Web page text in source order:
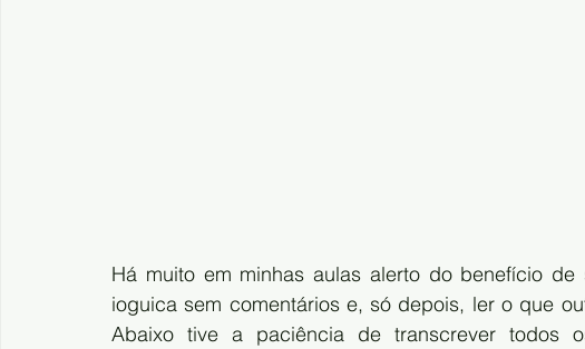
Há muito em minhas aulas alerto do benefício
ioguica sem comentários e, só depois, ler o que
Abaixo tive a paciência de transcrever todos